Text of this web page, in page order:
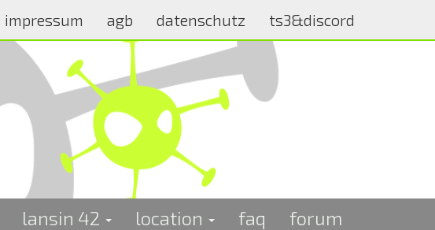
impressum agb datenschutz ts3&discord
lansin 42 location faq forum